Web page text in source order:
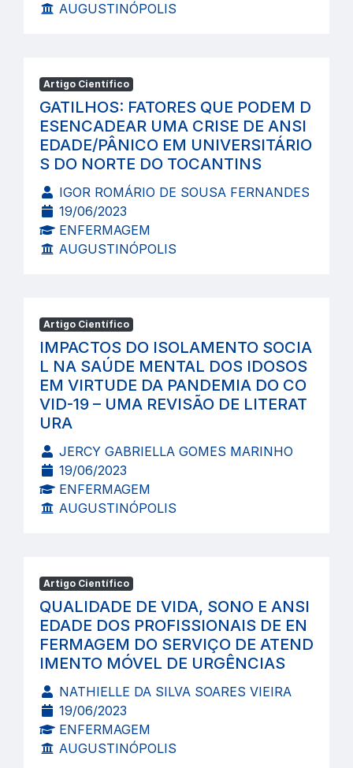
AUGUSTINÓPOLIS
Artigo Científico
GATILHOS: FATORES QUE PODEM D
ESENCADEAR UMA CRISE DE ANSI
EDADE/PÂNICO EM UNIVERSITÁRIO
S DO NORTE DO TOCANTINS
IGOR ROMÁRIO DE SOUSA FERNANDES
19/06/2023
ENFERMAGEM
AUGUSTINÓPOLIS
Artigo Científico
IMPACTOS DO ISOLAMENTO SOCIA
L NA SAÚDE MENTAL DOS IDOSOS
EM VIRTUDE DA PANDEMIA DO CO
VID-19 – UMA REVISÃO DE LITERAT
URA
JERCY GABRIELLA GOMES MARINHO
19/06/2023
ENFERMAGEM
AUGUSTINÓPOLIS
Artigo Científico
QUALIDADE DE VIDA, SONO E ANSI
EDADE DOS PROFISSIONAIS DE EN
FERMAGEM DO SERVIÇO DE ATEND
IMENTO MÓVEL DE URGÊNCIAS
NATHIELLE DA SILVA SOARES VIEIRA
19/06/2023
ENFERMAGEM
AUGUSTINÓPOLIS